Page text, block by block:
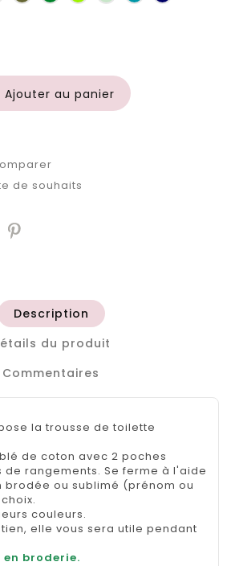
bouteille d'eau
Ajouter au panier
de souhaits
Description
du produit
Commentaires
la trousse de toilette
de coton avec 2 poches
de rangements. Se ferme à l'aide
brodée ou sublimé (prénom ou
couleurs.
elle vous sera utile pendant
broderie.